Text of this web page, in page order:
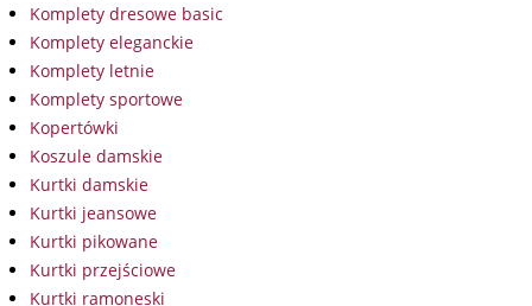
Komplety dresowe basic
Komplety eleganckie
Komplety letnie
Komplety sportowe
Kopertówki
Koszule damskie
Kurtki damskie
Kurtki jeansowe
Kurtki pikowane
Kurtki przejściowe
Kurtki ramoneski